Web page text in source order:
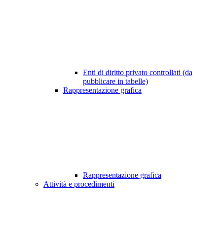
Enti di diritto privato controllati (da
pubblicare in tabelle)
Rappresentazione grafica
Rappresentazione grafica
Attività e procedimenti